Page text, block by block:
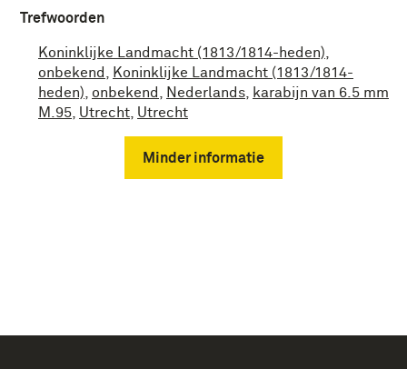
Trefwoorden
Koninklijke Landmacht (1813/1814-heden)
onbekend
Koninklijke Landmacht (1813/1814-
heden)
onbekend Nederlands
karabijn van 6.5 mm
M.95 Utrecht Utrecht
Minder informatie